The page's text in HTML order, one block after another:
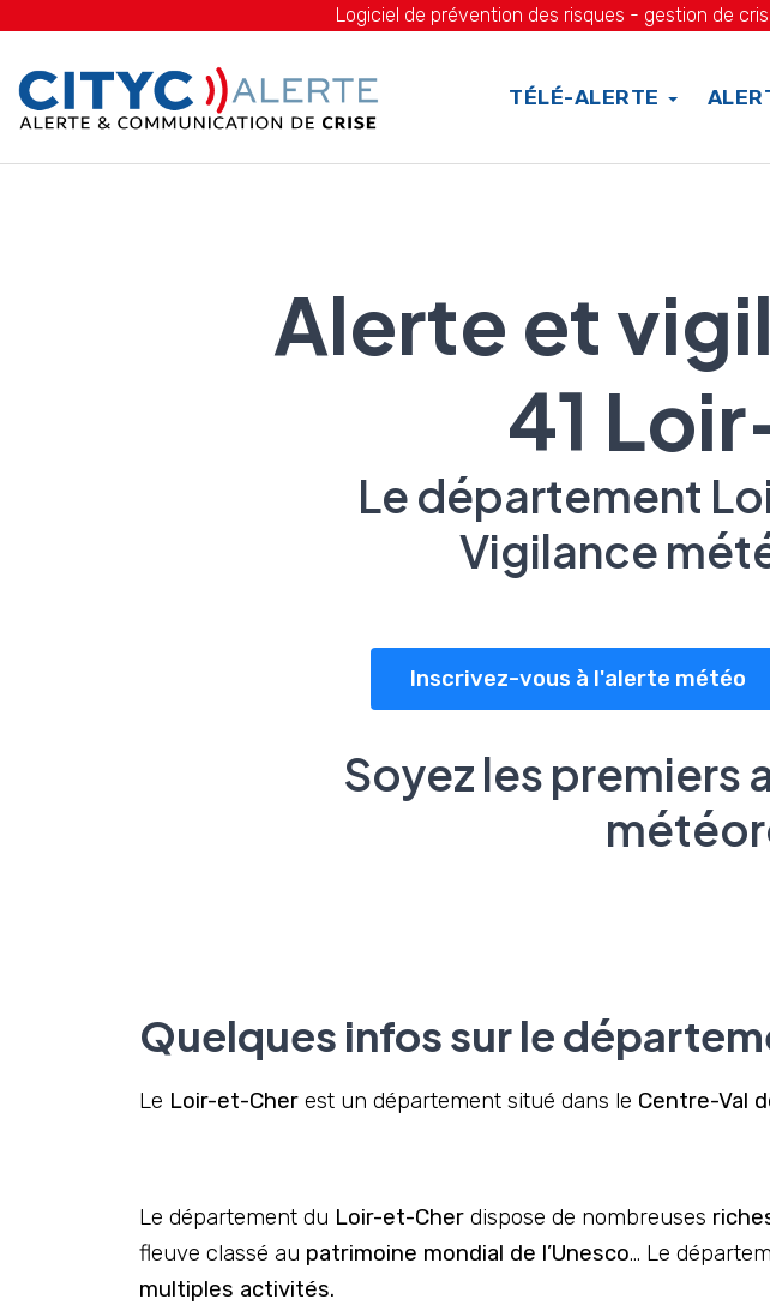
Logiciel de prévention des risques - gestion de
TÉLÉ-ALERTE
Alerte et
41
Le département
Vigilance
Inscrivez-vous à l'alerte météo
Soyez les premiers
Quelques infos sur le
Le Loir-et-Cherest un département situé dans le Centre-Val
Le département du Loir-et-Cherdispose de nombreuses
fleuve classé au patrimoine mondial de l’Unesco… Le
multiples activités.